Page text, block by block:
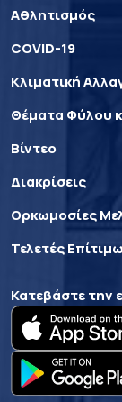
Αθλητισμός
COVID-19
Κλιματική
Θέματα Φύλου
Βίντεο
Διακρίσεις
Ορκωμοσίες
Τελετές
Κατεβάστε την